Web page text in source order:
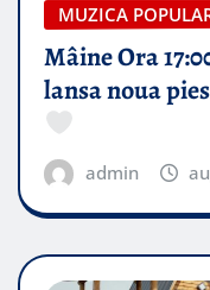
MUZICA
Mâine Ora
lansa noua
admin